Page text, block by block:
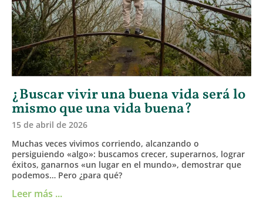
¿Buscar vivir una buena vida será lo
mismo que una vida buena?
15 de abril de 2026
Muchas veces vivimos corriendo, alcanzando o
persiguiendo «algo»: buscamos crecer, superarnos, lograr
éxitos, ganarnos «un lugar en el mundo», demostrar que
podemos… Pero ¿para qué?
Leer más ...